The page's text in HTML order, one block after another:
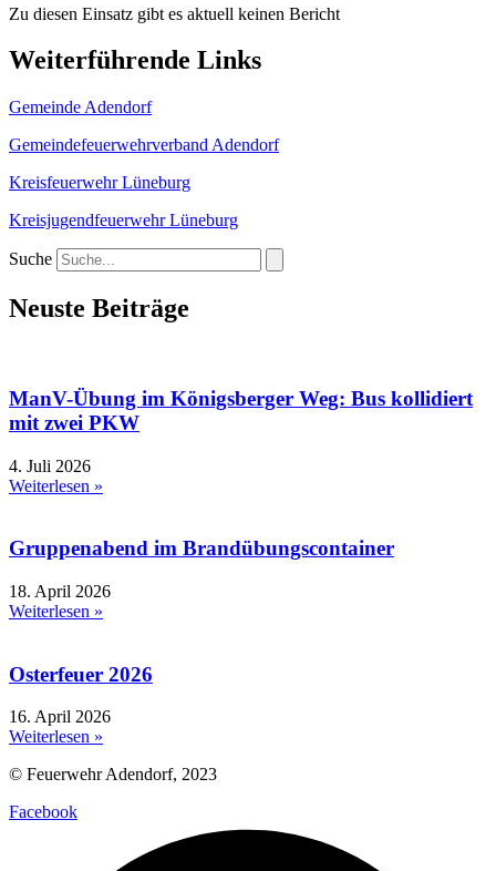
Zu diesen Einsatz gibt es aktuell keinen Bericht
Weiterführende Links
Gemeinde Adendorf
Gemeindefeuerwehrverband Adendorf
Kreisfeuerwehr Lüneburg
Kreisjugendfeuerwehr Lüneburg
Suche
Neuste Beiträge
ManV-Übung im Königsberger Weg: Bus kollidiert
mit zwei PKW
4. Juli 2026
Weiterlesen »
Gruppenabend im Brandübungscontainer
18. April 2026
Weiterlesen »
Osterfeuer 2026
16. April 2026
Weiterlesen »
© Feuerwehr Adendorf, 2023
Facebook